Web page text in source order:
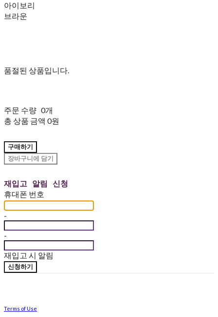
아이보리
브라운
품절된 상품입니다.
주문 수량 0개
총 상품 금액 0원
구매하기
장바구니에 담기
재입고 알림 신청
휴대폰 번호
-
-
재입고 시 알림
신청하기
Terms of Use